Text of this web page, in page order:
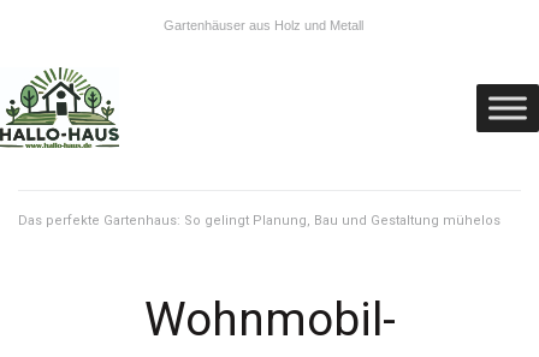
Gartenhäuser aus Holz und Metall
Das perfekte Gartenhaus: So gelingt Planung, Bau und Gestaltung mühelos
Wohnmobil-